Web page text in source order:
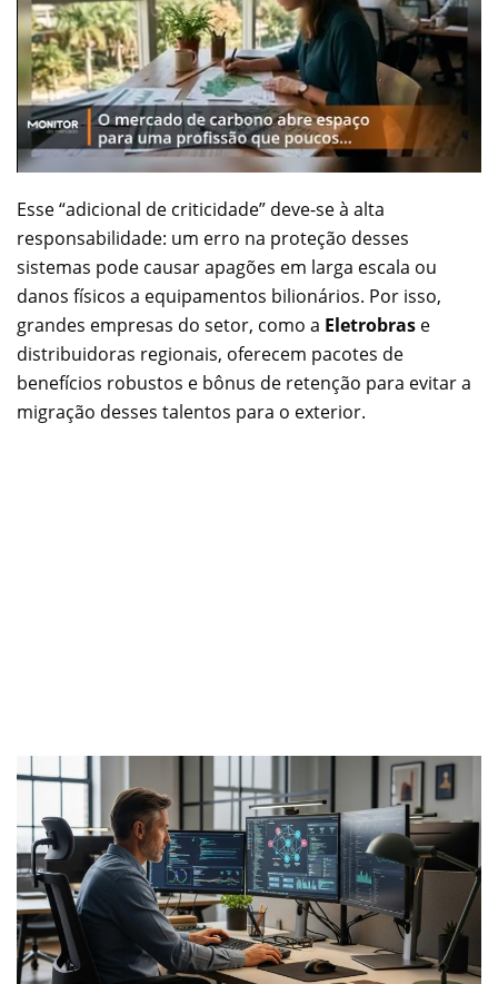
Esse “adicional de criticidade” deve-se à alta
responsabilidade: um erro na proteção desses
sistemas pode causar apagões em larga escala ou
danos físicos a equipamentos bilionários. Por isso,
grandes empresas do setor, como a Eletrobras e
distribuidoras regionais, oferecem pacotes de
benefícios robustos e bônus de retenção para evitar a
migração desses talentos para o exterior.